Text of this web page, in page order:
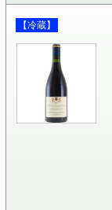
【冷蔵】